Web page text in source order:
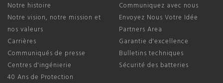
Notre histoire
Notre vision, notre mission et
nos valeurs
Carrières
Communiqués de presse
Centres d'ingénierie
40 Ans de Protection
Communiquez avec nous
Envoyez Nous Votre Idée
Partners Area
Garantie d'excellence
Bulletins techniques
Sécurité des batteries